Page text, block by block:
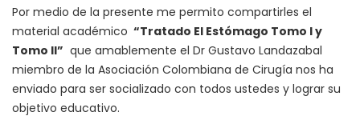
Por medio de la presente me permito compartirles el
material académico “Tratado El Estómago Tomo I y
Tomo II” que amablemente el Dr Gustavo Landazabal
miembro de la Asociación Colombiana de Cirugía nos ha
enviado para ser socializado con todos ustedes y lograr su
objetivo educativo.